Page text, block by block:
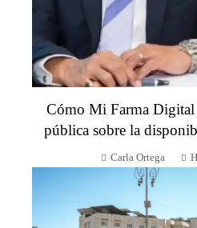
Cómo Mi Farma Digital
pública sobre la
Carla Ortega